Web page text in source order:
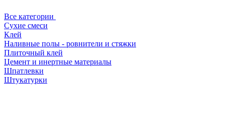
Все категории
Сухие смеси
Клей
Наливные полы - ровнители и стяжки
Плиточный клей
Цемент и инертные материалы
Шпатлевки
Штукатурки